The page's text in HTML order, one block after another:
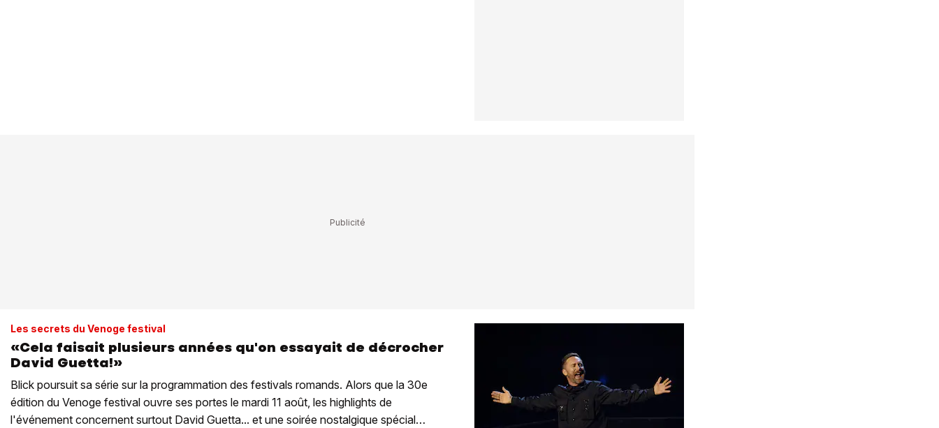
Les secrets du Venoge festival
«Cela faisait plusieurs années qu'on essayait de décrocher
David Guetta!»
Blick poursuit sa série sur la programmation des festivals romands. Alors que la 30e
édition du Venoge festival ouvre ses portes le mardi 11 août, les highlights de
l'événement concernent surtout David Guetta... et une soirée nostalgique spécial